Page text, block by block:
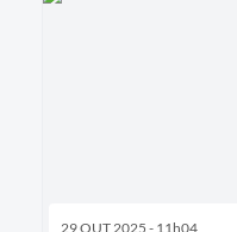
29 OUT 2025 - 11h04